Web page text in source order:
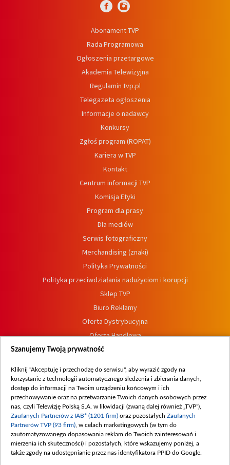
Abonament TVP
Rada Programowa
Ogłoszenia przetargowe
Akademia Telewizyjna
Regulamin tvp.pl
Telegazeta ogłoszenia
Informacje o nadawcy
Konkursy
Zgłoś program (ROPAT)
Kariera w TVP
Kontakt
Centrum informacji TVP
Komisja Etyki
Program dla prasy
Dla mediów
Serwis fotograficzny
Merchandising (znaki)
Polityka Prywatności
Polityka przeciwdziałania nadużyciom i korupcji
Sklep TVP
Biuro Reklamy
Oferta Dystrybucyjna
Oferta Handlowa
Dostępność
Procedura zgłoszeń wewnętrznych
Szanujemy Twoją prywatność
Kliknij "Akceptuję i przechodzę do serwisu", aby wyrazić zgody na
korzystanie z technologii automatycznego śledzenia i zbierania danych,
dostęp do informacji na Twoim urządzeniu końcowym i ich
przechowywanie oraz na przetwarzanie Twoich danych osobowych przez
nas, czyli Telewizję Polską S.A. w likwidacji (zwaną dalej również „TVP”),
Zaufanych Partnerów z IAB* (1201 firm) oraz pozostałych Zaufanych
Partnerów TVP (93 firm) , w celach marketingowych (w tym do
zautomatyzowanego dopasowania reklam do Twoich zainteresowań i
mierzenia ich skuteczności) i pozostałych, które wskazujemy poniżej, a
także zgody na udostępnianie przez nas identyfikatora PPID do Google.